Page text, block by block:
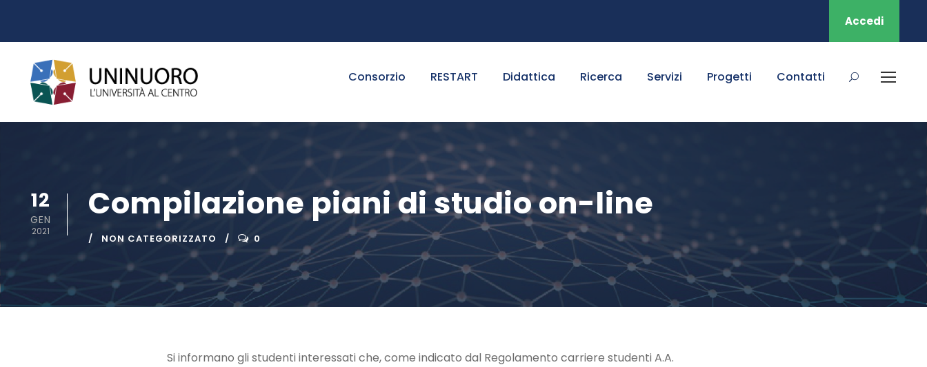
Accedi
Consorzio RESTART Didattica Ricerca Servizi Progetti Contatti
12
GEN
2021
Compilazione piani di studio on-line
NON CATEGORIZZATO 0
Si informano gli studenti interessati che, come indicato dal Regolamento carriere studenti A.A.